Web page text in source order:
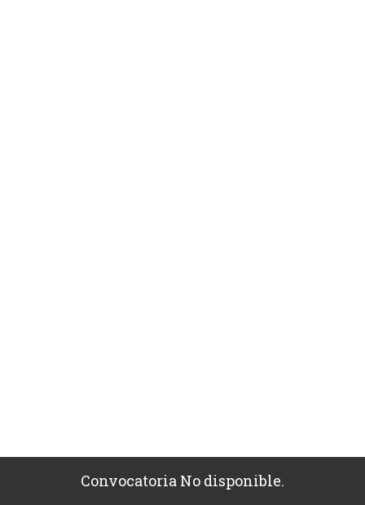
Convocatoria No disponible.